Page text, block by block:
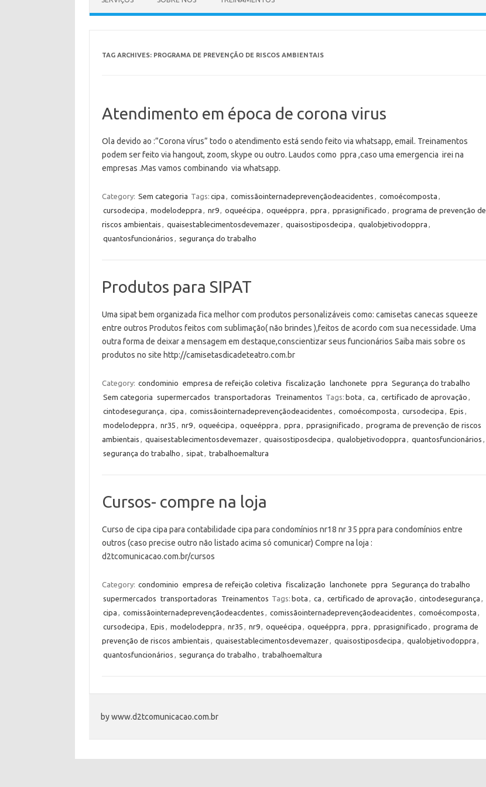
TAG ARCHIVES: PROGRAMA DE PREVENÇÃO DE RISCOS AMBIENTAIS
Atendimento em época de corona virus
Ola devido ao :”Corona vírus” todo o atendimento está sendo feito via whatsapp, email. Treinamentos
podem ser feito via hangout, zoom, skype ou outro. Laudos como ppra ,caso uma emergencia irei na
empresas .Mas vamos combinando via whatsapp.
Category: Sem categoria Tags: cipa , comissãointernadeprevençãodeacidentes , comoécomposta ,
cursodecipa , modelodeppra , nr9, oqueécipa , oqueéppra , ppra , pprasignificado , programa de prevenção de
riscos ambientais , quaisestablecimentosdevemazer, quaisostiposdecipa , qualobjetivodoppra ,
quantosfuncionários , segurança do trabalho
Produtos para SIPAT
Uma sipat bem organizada fica melhor com produtos personalizáveis como: camisetas canecas squeeze
entre outros Produtos feitos com sublimação( não brindes ),feitos de acordo com sua necessidade. Uma
outra forma de deixar a mensagem em destaque,conscientizar seus funcionários Saiba mais sobre os
produtos no site http://camisetasdicadeteatro.com.br
Category: condominio empresa de refeição coletiva fiscalização lanchonete ppra Segurança do trabalho
Sem categoria supermercados transportadoras Treinamentos Tags: bota , ca , certificado de aprovação ,
cintodesegurança , cipa , comissãointernadeprevençãodeacidentes , comoécomposta , cursodecipa , Epis ,
modelodeppra , nr35 , nr9, oqueécipa , oqueéppra , ppra , pprasignificado , programa de prevenção de riscos
ambientais , quaisestablecimentosdevemazer, quaisostiposdecipa , qualobjetivodoppra , quantosfuncionários ,
segurança do trabalho , sipat, trabalhoemaltura
Cursos- compre na loja
Curso de cipa cipa para contabilidade cipa para condomínios nr18 nr 35 ppra para condomínios entre
outros (caso precise outro não listado acima só comunicar) Compre na loja :
d2tcomunicacao.com.br/cursos
Category: condominio empresa de refeição coletiva fiscalização lanchonete ppra Segurança do trabalho
supermercados transportadoras Treinamentos Tags: bota , ca , certificado de aprovação , cintodesegurança ,
cipa , comissãointernadeprevençãodeacdentes , comissãointernadeprevençãodeacidentes , comoécomposta ,
cursodecipa , Epis , modelodeppra , nr35 , nr9, oqueécipa , oqueéppra , ppra , pprasignificado , programa de
prevenção de riscos ambientais , quaisestablecimentosdevemazer, quaisostiposdecipa , qualobjetivodoppra ,
quantosfuncionários , segurança do trabalho , trabalhoemaltura
by www.d2tcomunicacao.com.br